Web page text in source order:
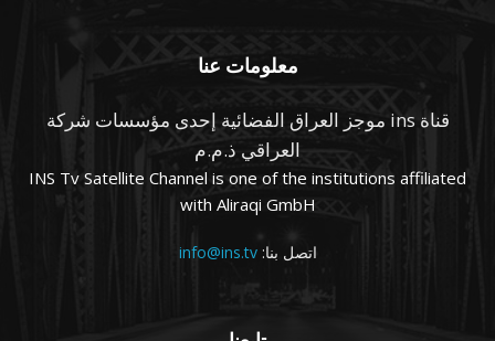
معلومات عنا
قناة ins موجز العراق الفضائية إحدى مؤسسات شركة
العراقي ذ.م.م
INS Tv Satellite Channel is one of the institutions affiliated
with Aliraqi GmbH
اتصل بنا:info@ins.tv